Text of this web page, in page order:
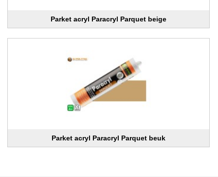
Parket acryl Paracryl Parquet beige
Parket acryl Paracryl Parquet beuk